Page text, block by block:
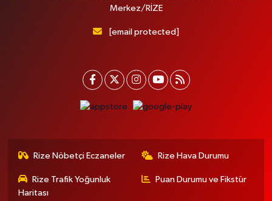
Merkez/RİZE
[email protected]
Rize Nöbetçi Eczaneler Rize Hava Durumu
Rize Trafik Yoğunluk
Haritası
Puan Durumu ve Fikstür